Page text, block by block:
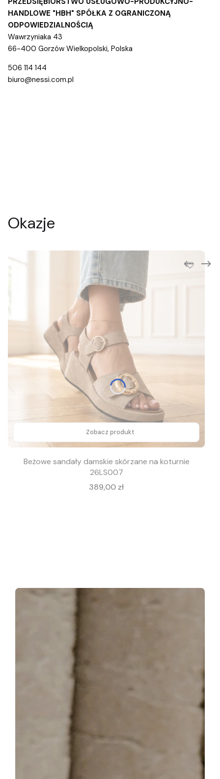
HANDLOWE "HBH" SPÓŁKA Z OGRANICZONĄ
ODPOWIEDZIALNOŚCIĄ
Wawrzyniaka 43
66-400 Gorzów Wielkopolski, Polska
506 114 144
biuro@nessi.com.pl
Okazje
Zobacz produkt
Beżowe sandały damskie skórzane na koturnie
26LS007
Cena
389,00 zł